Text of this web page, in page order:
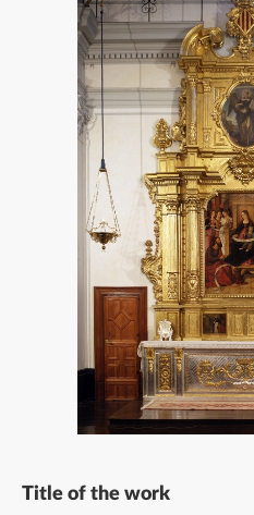
Title of the work